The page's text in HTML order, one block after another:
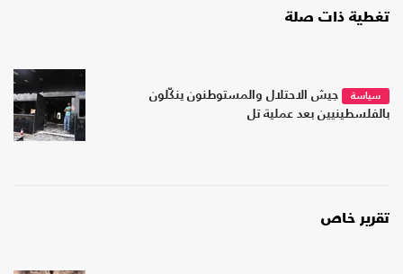
تغطية ذات صلة
سياسة
جيش الاحتلال والمستوطنون ينكّلون
بالفلسطينيين بعد عملية تل
تقرير خاص